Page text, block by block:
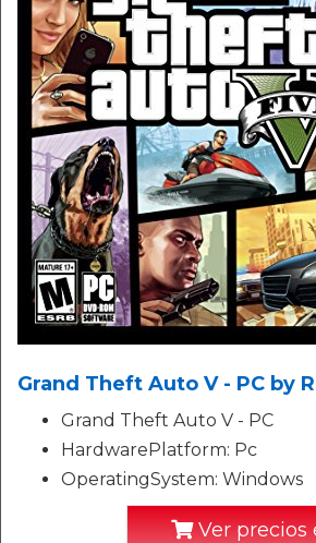
Grand Theft Auto V - PC by
Grand Theft Auto V - PC
HardwarePlatform: Pc
OperatingSystem: Windows
Ver precios